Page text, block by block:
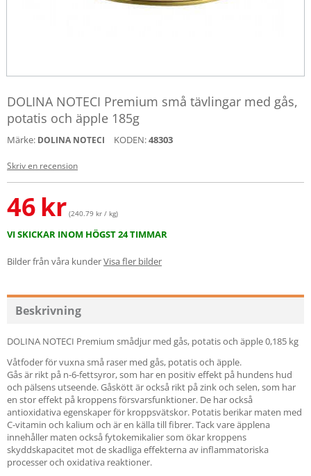
DOLINA NOTECI Premium små tävlingar med gås,
potatis och äpple 185g
Märke: DOLINA NOTECI KODEN:48303
Skriv en recension
46kr (240.79 kr / kg)
VI SKICKAR INOM HÖGST 24 TIMMAR
Bilder från våra kunderVisa fler bilder
Beskrivning
DOLINA NOTECI Premium smådjur med gås, potatis och äpple 0,185 kg
Våtfoder för vuxna små raser med gås, potatis och äpple.
Gås är rikt på n-6-fettsyror, som har en positiv effekt på hundens hud
och pälsens utseende. Gåskött är också rikt på zink och selen, som har
en stor effekt på kroppens försvarsfunktioner. De har också
antioxidativa egenskaper för kroppsvätskor. Potatis berikar maten med
C-vitamin och kalium och är en källa till fibrer. Tack vare äpplena
innehåller maten också fytokemikalier som ökar kroppens
skyddskapacitet mot de skadliga effekterna av inflammatoriska
processer och oxidativa reaktioner.